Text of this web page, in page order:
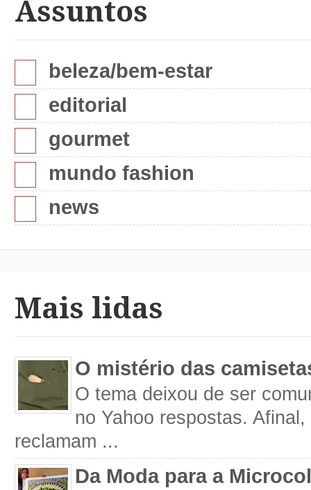
Assuntos
beleza/bem-estar
editorial
gourmet
mundo fashion
news
Mais lidas
O mistério das
O tema deixou de ser
no Yahoo respostas.
reclamam ...
Da Moda para a